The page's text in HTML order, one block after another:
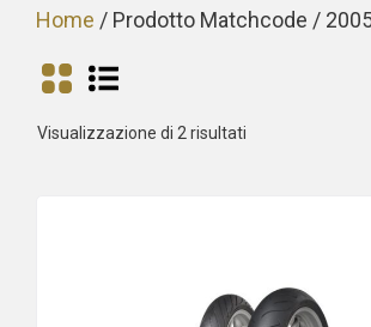
Home / Prodotto Matchcode /
Visualizzazione di 2 risultati